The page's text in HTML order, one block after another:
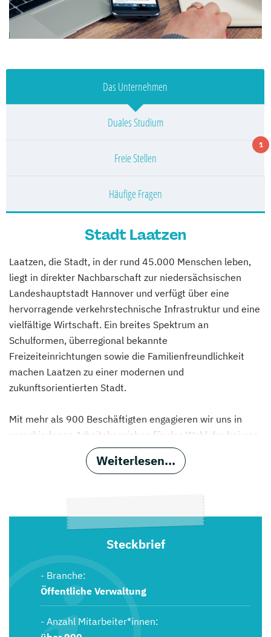
Das Unternehmen
Duales Studium
1
Freie Stellen
Häufige Fragen
Stadt Laatzen
Laatzen, die Stadt, in der rund 45.000 Menschen leben,
liegt in direkter Nachbarschaft zur niedersächsischen
Landeshauptstadt Hannover und verfügt über eine
hervorragende verkehrstechnische Infrastruktur und eine
vielfältige Wirtschaft. Ein breites Spektrum an
Schulformen, überregional bekannte
Freizeiteinrichtungen sowie die Familienfreundlichkeit
machen Laatzen zu einer modernen und
zukunftsorientierten Stadt.
Mit mehr als 900 Beschäftigten engagieren wir uns in
verschiedenen Arbeitsbereichen für das Wohl der bei uns
lebenden Mitmenschen.
Weiterlesen...
Steckbrief
- Branche:
Öffentliche Verwaltung
- Anzahl Mitarbeiter*innen: